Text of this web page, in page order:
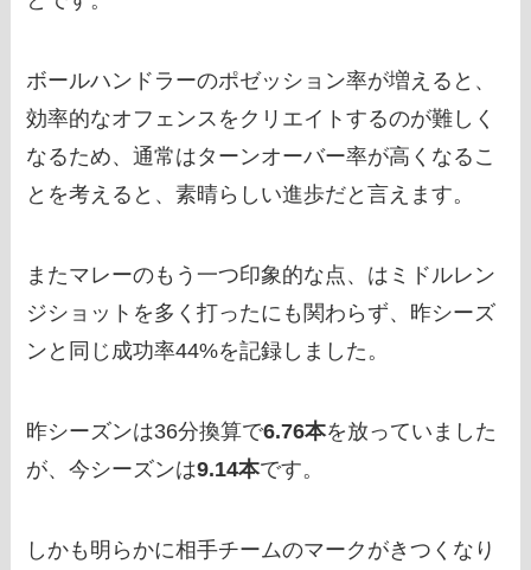
ボールハンドラーのポゼッション率が増えると、
効率的なオフェンスをクリエイトするのが難しく
なるため、通常はターンオーバー率が高くなるこ
とを考えると、素晴らしい進歩だと言えます。
またマレーのもう一つ印象的な点、はミドルレン
ジショットを多く打ったにも関わらず、昨シーズ
ンと同じ成功率44%を記録しました。
昨シーズンは36分換算で6.76本を放っていました
が、今シーズンは9.14本です。
しかも明らかに相手チームのマークがきつくなり